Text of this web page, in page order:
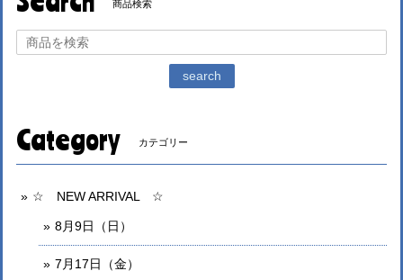
商品検索
search
Category カテゴリー
☆ NEW ARRIVAL ☆
8月9日（日）
7月17日（金）